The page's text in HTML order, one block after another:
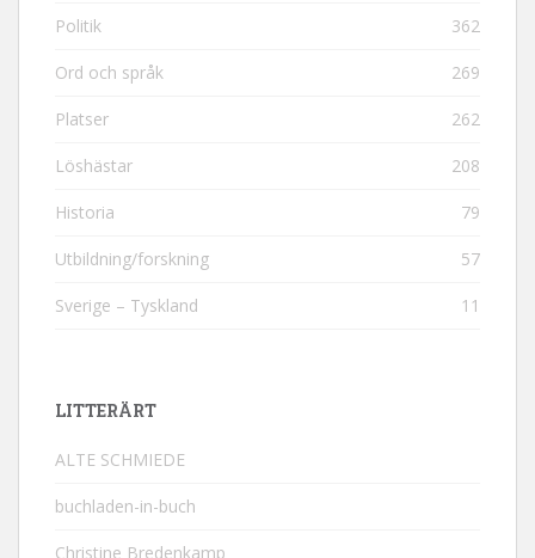
Politik 362
Ord och språk 269
Platser 262
Löshästar 208
Historia 79
Utbildning/forskning 57
Sverige – Tyskland 11
LITTERÄRT
ALTE SCHMIEDE
buchladen-in-buch
Christine Bredenkamp